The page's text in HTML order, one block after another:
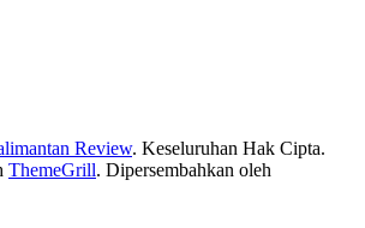
Review. Keseluruhan Hak Cipta.
ThemeGrill. Dipersembahkan oleh